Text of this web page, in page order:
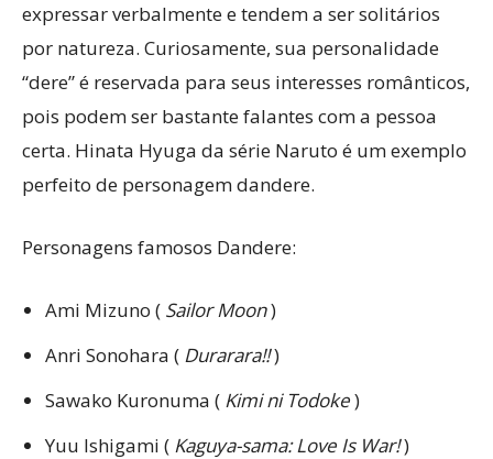
expressar verbalmente e tendem a ser solitários
por natureza. Curiosamente, sua personalidade
“dere” é reservada para seus interesses românticos,
pois podem ser bastante falantes com a pessoa
certa. Hinata Hyuga da série Naruto é um exemplo
perfeito de personagem dandere.
Personagens famosos Dandere:
Ami Mizuno ( Sailor Moon)
Anri Sonohara ( Durarara!!)
Sawako Kuronuma ( Kimi ni Todoke)
Yuu Ishigami ( Kaguya-sama: Love Is War!)